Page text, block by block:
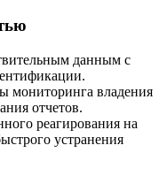
данным с
мониторинга владения
отчетов.
реагирования на
устранения